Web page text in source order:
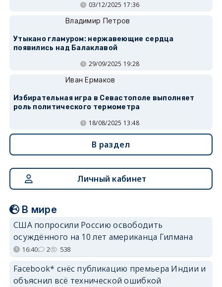
03/12/2025 17:36
Владимир Петров
Утыкано гламуром: нержавеющие сердца
появились над Балаклавой
29/09/2025 19:28
Иван Ермаков
Избирательная игра в Севастополе выполняет
роль политического термометра
18/08/2025 13:48
В раздел
Личный кабинет
В мире
США попросили Россию освободить
осуждённого на 10 лет американца Гилмана
16:40 2 538
Facebook* снёс публикацию премьера Индии и
объяснил всё технической ошибкой